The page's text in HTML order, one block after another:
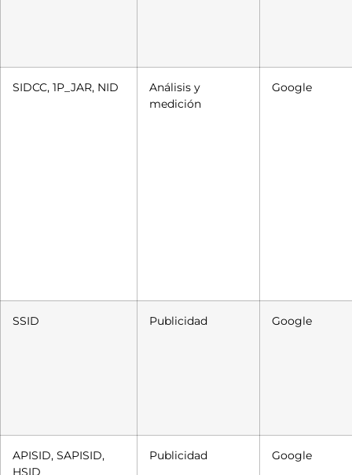
SIDCC, 1P_JAR, NID
Análisis y
medición
Google
SSID Publicidad Google
APISID, SAPISID,
HSID
Publicidad Google